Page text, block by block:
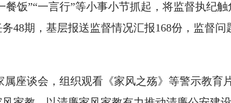
饭”“一言行”等小事小节抓起，将监督执纪
48期，基层报送监督情况汇报168份，监督
谈会，组织观看《家风之殇》等警示教育